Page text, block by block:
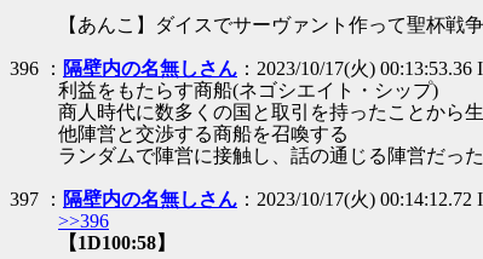
【あんこ】ダイスでサーヴァント作って聖杯戦
396 ： 隔壁内の名無しさん ：2023/10/17(火)
利益をもたらす商船(ネゴシエイト・シップ)
商人時代に数多くの国と取引を持ったことから
他陣営と交渉する商船を召喚する
ランダムで陣営に接触し、話の通じる陣営だっ
397 ： 隔壁内の名無しさん ：2023/10/17(火)
>>396
【1D100:58】